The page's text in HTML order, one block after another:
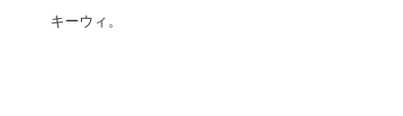
キーウィ。